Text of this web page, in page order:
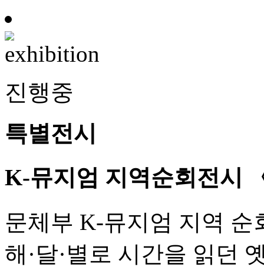
진행중
특별전시
K-뮤지엄 지역순회전시
문체부 K-뮤지엄 지역 순
해·달·별로 시간을 읽던